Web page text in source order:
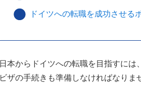
ドイツへの転職を成功させる
日本からドイツへの転職を目指すには
ビザの手続きも準備しなければなりま